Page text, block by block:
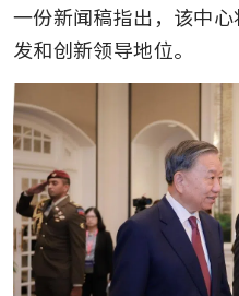
一份新闻稿指出，该中
发和创新领导地位。